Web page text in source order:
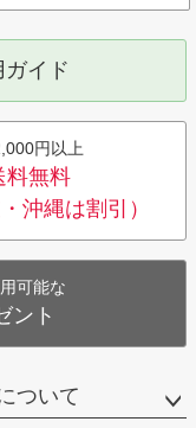
ガイド
円以上
料無料
沖縄は割引）
可能な
ント
ついて